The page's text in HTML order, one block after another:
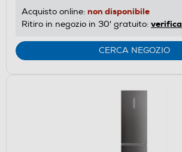
risparmio
energetico
Youreko.
Acquisto online: non disponibile
Ritiro in negozio in 30' gratuito: verifica
CERCA NEGOZIO